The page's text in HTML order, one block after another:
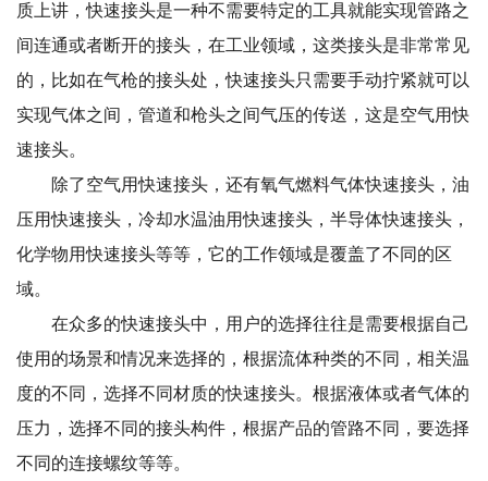
质上讲，快速接头是一种不需要特定的工具就能实现管路之
间连通或者断开的接头，在工业领域，这类接头是非常常见
的，比如在气枪的接头处，快速接头只需要手动拧紧就可以
实现气体之间，管道和枪头之间气压的传送，这是空气用快
速接头。
除了空气用快速接头，还有氧气燃料气体快速接头，油
压用快速接头，冷却水温油用快速接头，半导体快速接头，
化学物用快速接头等等，它的工作领域是覆盖了不同的区
域。
在众多的快速接头中，用户的选择往往是需要根据自己
使用的场景和情况来选择的，根据流体种类的不同，相关温
度的不同，选择不同材质的快速接头。根据液体或者气体的
压力，选择不同的接头构件，根据产品的管路不同，要选择
不同的连接螺纹等等。